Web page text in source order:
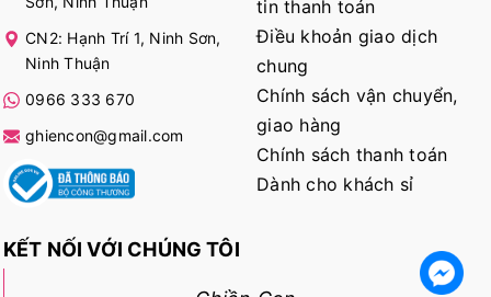
CN2: Hạnh Trí 1, Ninh Sơn,
Ninh Thuận
0966 333 670
ghiencon@gmail.com
tin thanh toán
Điều khoản giao dịch
chung
Chính sách vận chuyển,
giao hàng
Chính sách thanh toán
Dành cho khách sỉ
KẾT NỐI VỚI CHÚNG TÔI